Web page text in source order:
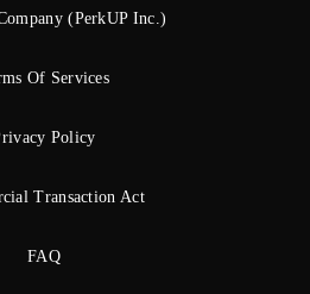
(PerkUP Inc.)
Of Services
Policy
Transaction Act
FAQ